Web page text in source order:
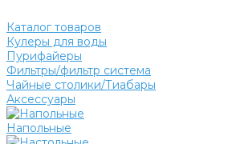
Каталог товаров
Кулеры для воды
Пурифайеры
Фильтры/фильтр система
Чайные столики/Тиабары
Аксессуары
Напольные